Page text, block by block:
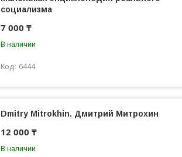
социализма
7 000 ₸
В наличии
6444
Dmitry Mitrokhin. Дмитрий Митрохин
12 000 ₸
В наличии